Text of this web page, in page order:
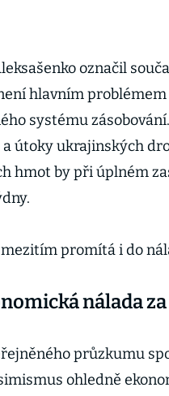
označil
hlavním
systému
útoky ukrajinských
hmot by při úplném
promítá i do
nálada
průzkumu
ohledně